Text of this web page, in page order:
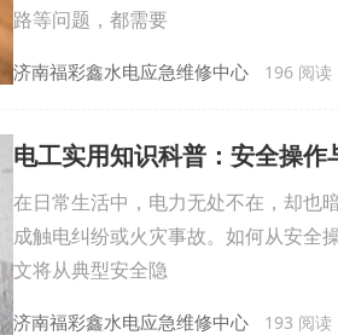
路等问题，都需要
济南福彩鑫水电应急维修中心 196 阅
电工实用知识科普：安全操作
在日常生活中，电力无处不在，却也
成触电纠纷或火灾事故。如何从安全
文将从典型安全隐
济南福彩鑫水电应急维修中心 193 阅